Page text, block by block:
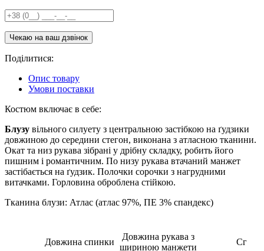
Поділитися:
Опис товару
Умови поставки
Костюм включає в себе:
Блузу вільного силуету з центральною застібкою на ґудзики
довжиною до середини стегон, виконана з атласною тканини.
Окат та низ рукава зібрані у дрібну складку, робить його
пишним і романтичним. По низу рукава втачаний манжет
застібається на ґудзик. Полочки сорочки з нагрудними
витачками. Горловина оброблена стійкою.
Тканина блузи: Атлас (атлас 97%, ПЕ 3% спандекс)
Довжина спинки
Довжина рукава з
шириною манжети
Сг